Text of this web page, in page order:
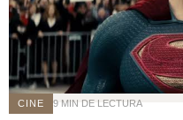
CINE 9 MIN DE LECTURA